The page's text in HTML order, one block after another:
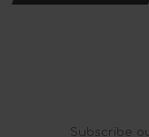
Subscribe